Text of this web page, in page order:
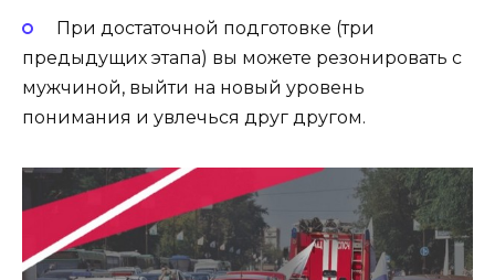
При достаточной подготовке (три
предыдущих этапа) вы можете резонировать с
мужчиной, выйти на новый уровень
понимания и увлечься друг другом.